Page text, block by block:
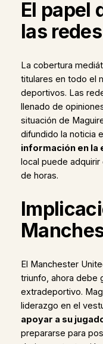
El papel
las
La cobertura
titulares en todo el
deportivos. Las
llenado de
situación de
difundido la noticia
información en la
local puede
de horas.
El Manchester
triunfo, ahora debe
extradeportivo.
liderazgo en el
apoyar a su
prepararse para